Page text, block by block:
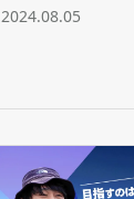
2024.08.05